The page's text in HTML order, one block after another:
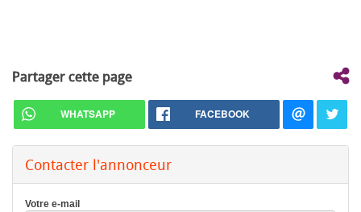
Partager cette page
WHATSAPP FACEBOOK
Contacter l'annonceur
Votre e-mail